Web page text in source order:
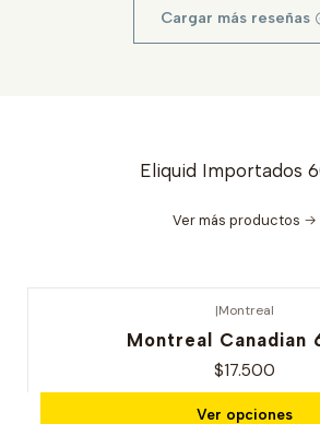
Cargar más reseñas
Eliquid Importados
Ver más productos
|Montreal
Montreal Canadian
$17.500
Ver opciones